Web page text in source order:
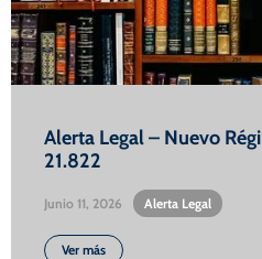
Alerta Legal – Nuevo
21.822
Junio 11, 2026 Alerta Legal
Ver más